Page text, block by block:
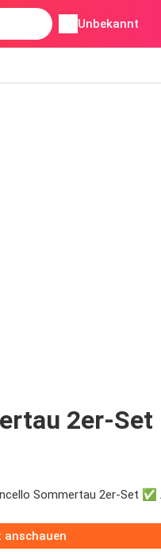
Unbekannt
2er-Set
Sommertau 2er-Set ✅
anschauen